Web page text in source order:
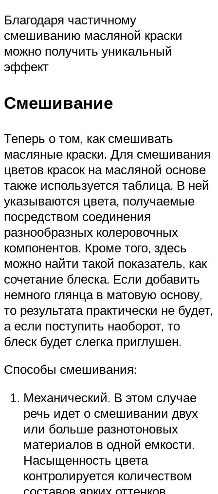
Благодаря частичному
смешиванию масляной краски
можно получить уникальный
эффект
Смешивание
Теперь о том, как смешивать
масляные краски. Для смешивания
цветов красок на масляной основе
также используется таблица. В ней
указываются цвета, получаемые
посредством соединения
разнообразных колеровочных
компонентов. Кроме того, здесь
можно найти такой показатель, как
сочетание блеска. Если добавить
немного глянца в матовую основу,
то результата практически не будет,
а если поступить наоборот, то
блеск будет слегка приглушен.
Способы смешивания:
Механический. В этом случае
речь идет о смешивании двух
или больше разнотоновых
материалов в одной емкости.
Насыщенность цвета
контролируется количеством